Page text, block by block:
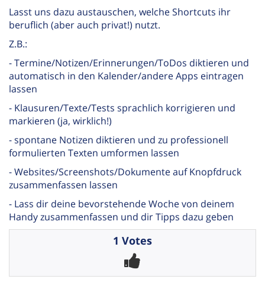
Lasst uns dazu austauschen, welche Shortcuts ihr
beruflich (aber auch privat!) nutzt.
Z.B.:
- Termine/Notizen/Erinnerungen/ToDos diktieren und
automatisch in den Kalender/andere Apps eintragen
lassen
- Klausuren/Texte/Tests sprachlich korrigieren und
markieren (ja, wirklich!)
- spontane Notizen diktieren und zu professionell
formulierten Texten umformen lassen
- Websites/Screenshots/Dokumente auf Knopfdruck
zusammenfassen lassen
- Lass dir deine bevorstehende Woche von deinem
Handy zusammenfassen und dir Tipps dazu geben
1 Votes